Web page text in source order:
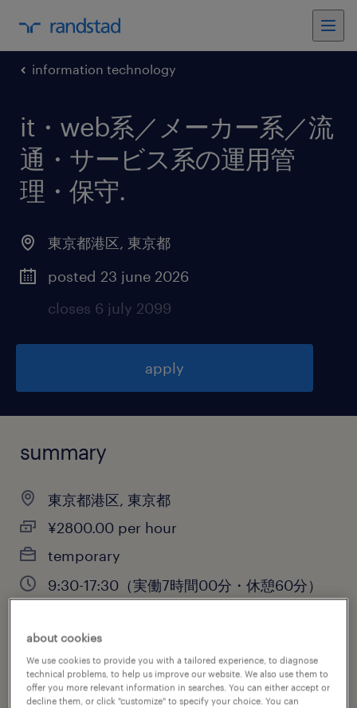
information technology
it・web系／メーカー系／流
通・サービス系の運用管
理・保守.
東京都港区, 東京都
posted 23 june 2026
closes 6 july 2099
apply
summary
東京都港区, 東京都
¥2800.00 per hour
temporary
9:30-17:30（実働7時間00分・休憩60分）
job category
information technology
about cookies
We use cookies to provide you with a tailored experience, to diagnose
technical problems, to help us improve our website. We also use them to
offer you more relevant information in searches. You can either accept or
decline them, or click "customize" to specify your choice. You can